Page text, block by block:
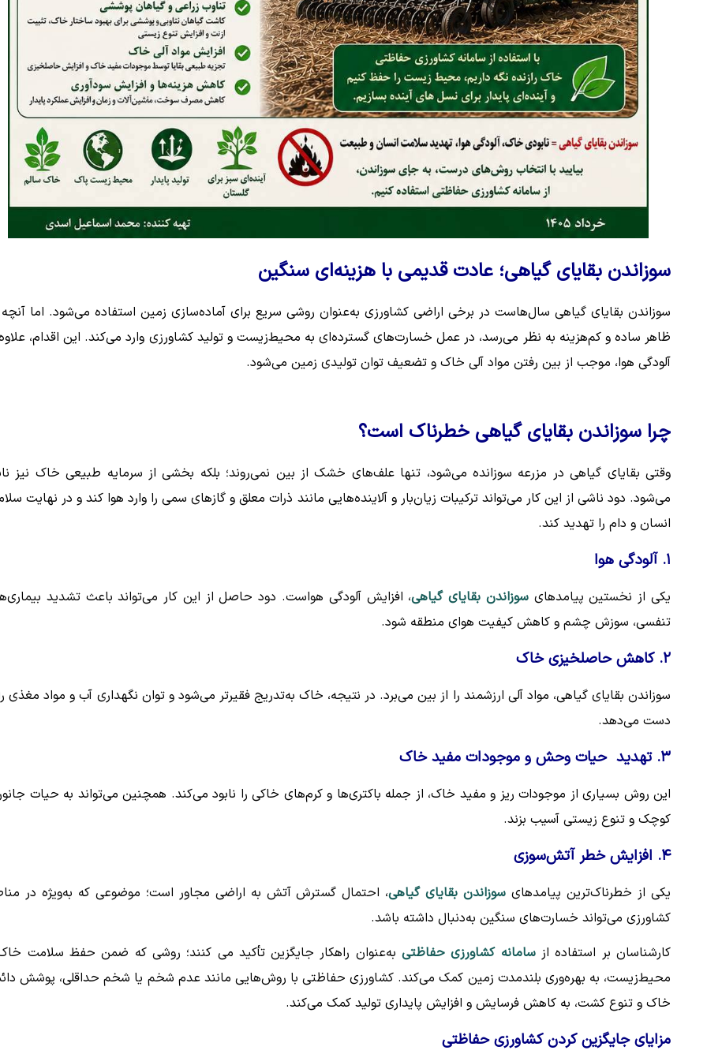
سوزاندن بقایای گیاهی؛ عادت قدیمی با هزینه‌ای سنگین
سوزاندن بقایای گیاهی سال‌هاست در برخی اراضی کشاورزی به‌عنوان روشی سریع برای آماده‌سازی زمین استفاده می‌شود. اما
ظاهر ساده و کم‌هزینه به نظر می‌رسد، در عمل خسارت‌های گسترده‌ای به محیط‌زیست و تولید کشاورزی وارد می‌کند. این اقدام،
آلودگی هوا، موجب از بین رفتن مواد آلی خاک و تضعیف توان تولیدی زمین می‌شود.
چرا سوزاندن بقایای گیاهی خطرناک است؟
وقتی بقایای گیاهی در مزرعه سوزانده می‌شود، تنها علف‌های خشک از بین نمی‌روند؛ بلکه بخشی از سرمایه طبیعی خاک نیز
می‌شود. دود ناشی از این کار می‌تواند ترکیبات زیان‌بار و آلاینده‌هایی مانند ذرات معلق و گازهای سمی را وارد هوا کند و در نهایت
انسان و دام را تهدید کند.
۱. آلودگی هوا
یکی از نخستین پیامدهایسوزاندن بقایای گیاهی، افزایش آلودگی هواست. دود حاصل از این کار می‌تواند باعث تشدید
تنفسی، سوزش چشم و کاهش کیفیت هوای منطقه شود.
۲. کاهش حاصلخیزی خاک
سوزاندن بقایای گیاهی، مواد آلی ارزشمند را از بین می‌برد. در نتیجه، خاک به‌تدریج فقیرتر می‌شود و توان نگهداری آب و مواد مغذی
دست می‌دهد.
۳. تهدید حیات وحش و موجودات مفید خاک
این روش بسیاری از موجودات ریز و مفید خاک، از جمله باکتری‌ها و کرم‌های خاکی را نابود می‌کند. همچنین می‌تواند به حیات
کوچک و تنوع زیستی آسیب بزند.
۴. افزایش خطر آتش‌سوزی
یکی از خطرناک‌ترین پیامدهای سوزاندن بقایای گیاهی، احتمال گسترش آتش به اراضی مجاور است؛ موضوعی که به‌ویژه در
کشاورزی می‌تواند خسارت‌های سنگین به‌دنبال داشته باشد.
کارشناسان بر استفاده ازسامانه کشاورزی حفاظتیبه‌عنوان راهکار جایگزین تأکید می کنند؛ روشی که ضمن حفظ سلامت
محیط‌زیست، به بهره‌وری بلندمدت زمین کمک می‌کند. کشاورزی حفاظتی با روش‌هایی مانند عدم شخم یا شخم حداقلی، پوشش
خاک و تنوع کشت، به کاهش فرسایش و افزایش پایداری تولید کمک می‌کند.
مزایای جایگزین کردن کشاورزی حفاظتی